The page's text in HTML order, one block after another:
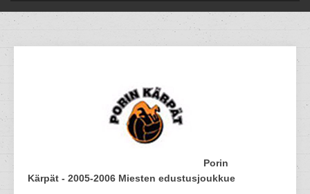
Porin
Kärpät - 2005-2006 Miesten edustusjoukkue